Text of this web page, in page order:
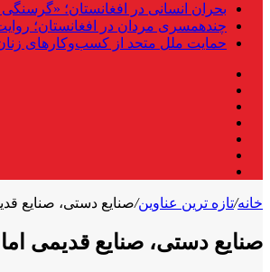
بحران انسانی در افغانستان؛
چندهمسری مردان در افغانستان؛
حمایت ملل متحد از کسب‌وکارهای
خانه/تازه ترین عناوین/صنایع دستی، صنایع
صنایع دستی، صنایع قدیمی